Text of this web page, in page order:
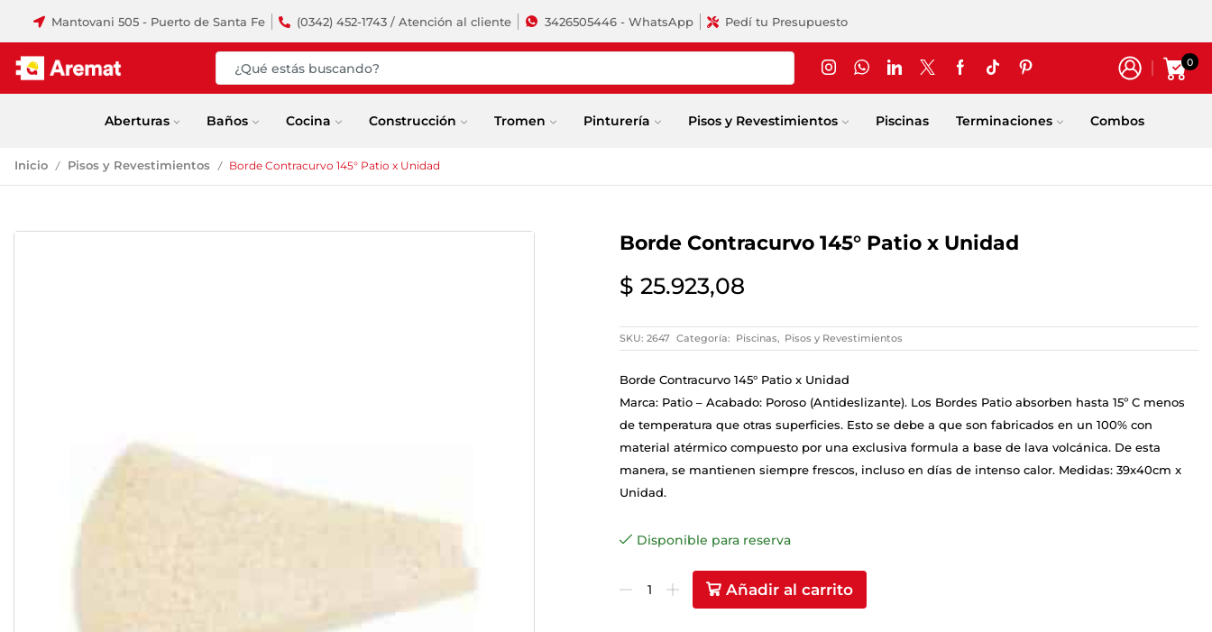
Mantovani 505 - Puerto de Santa Fe (0342) 452-1743 / Atención al cliente 3426505446 - WhatsApp Pedí tu Presupuesto
0
Aberturas Baños Cocina Construcción Tromen Pinturería Pisos y Revestimientos Piscinas Terminaciones Combos
Inicio / Pisos y Revestimientos / Borde Contracurvo 145° Patio x Unidad
Borde Contracurvo 145° Patio x Unidad
$ 25.923,08
SKU: 2647 Categoría: Piscinas, Pisos y Revestimientos
Borde Contracurvo 145° Patio x Unidad
Marca: Patio – Acabado: Poroso (Antideslizante). Los Bordes Patio absorben hasta 15º C menos
de temperatura que otras superficies. Esto se debe a que son fabricados en un 100% con
material atérmico compuesto por una exclusiva formula a base de lava volcánica. De esta
manera, se mantienen siempre frescos, incluso en días de intenso calor. Medidas: 39x40cm x
Unidad.
Disponible para reserva
Añadir al carrito